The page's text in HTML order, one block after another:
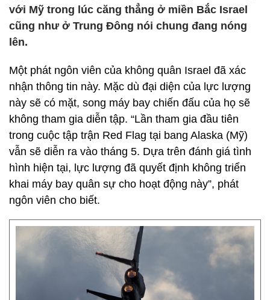
với Mỹ trong lúc căng thẳng ở miền Bắc Israel
cũng như ở Trung Đông nói chung đang nóng
lên.
Một phát ngôn viên của không quân Israel đã xác
nhận thông tin này. Mặc dù đại diện của lực lượng
này sẽ có mặt, song máy bay chiến đấu của họ sẽ
không tham gia diễn tập. “Lần tham gia đầu tiên
trong cuộc tập trận Red Flag tại bang Alaska (Mỹ)
vẫn sẽ diễn ra vào tháng 5. Dựa trên đánh giá tình
hình hiện tại, lực lượng đã quyết định không triển
khai máy bay quân sự cho hoạt động này”, phát
ngôn viên cho biết.